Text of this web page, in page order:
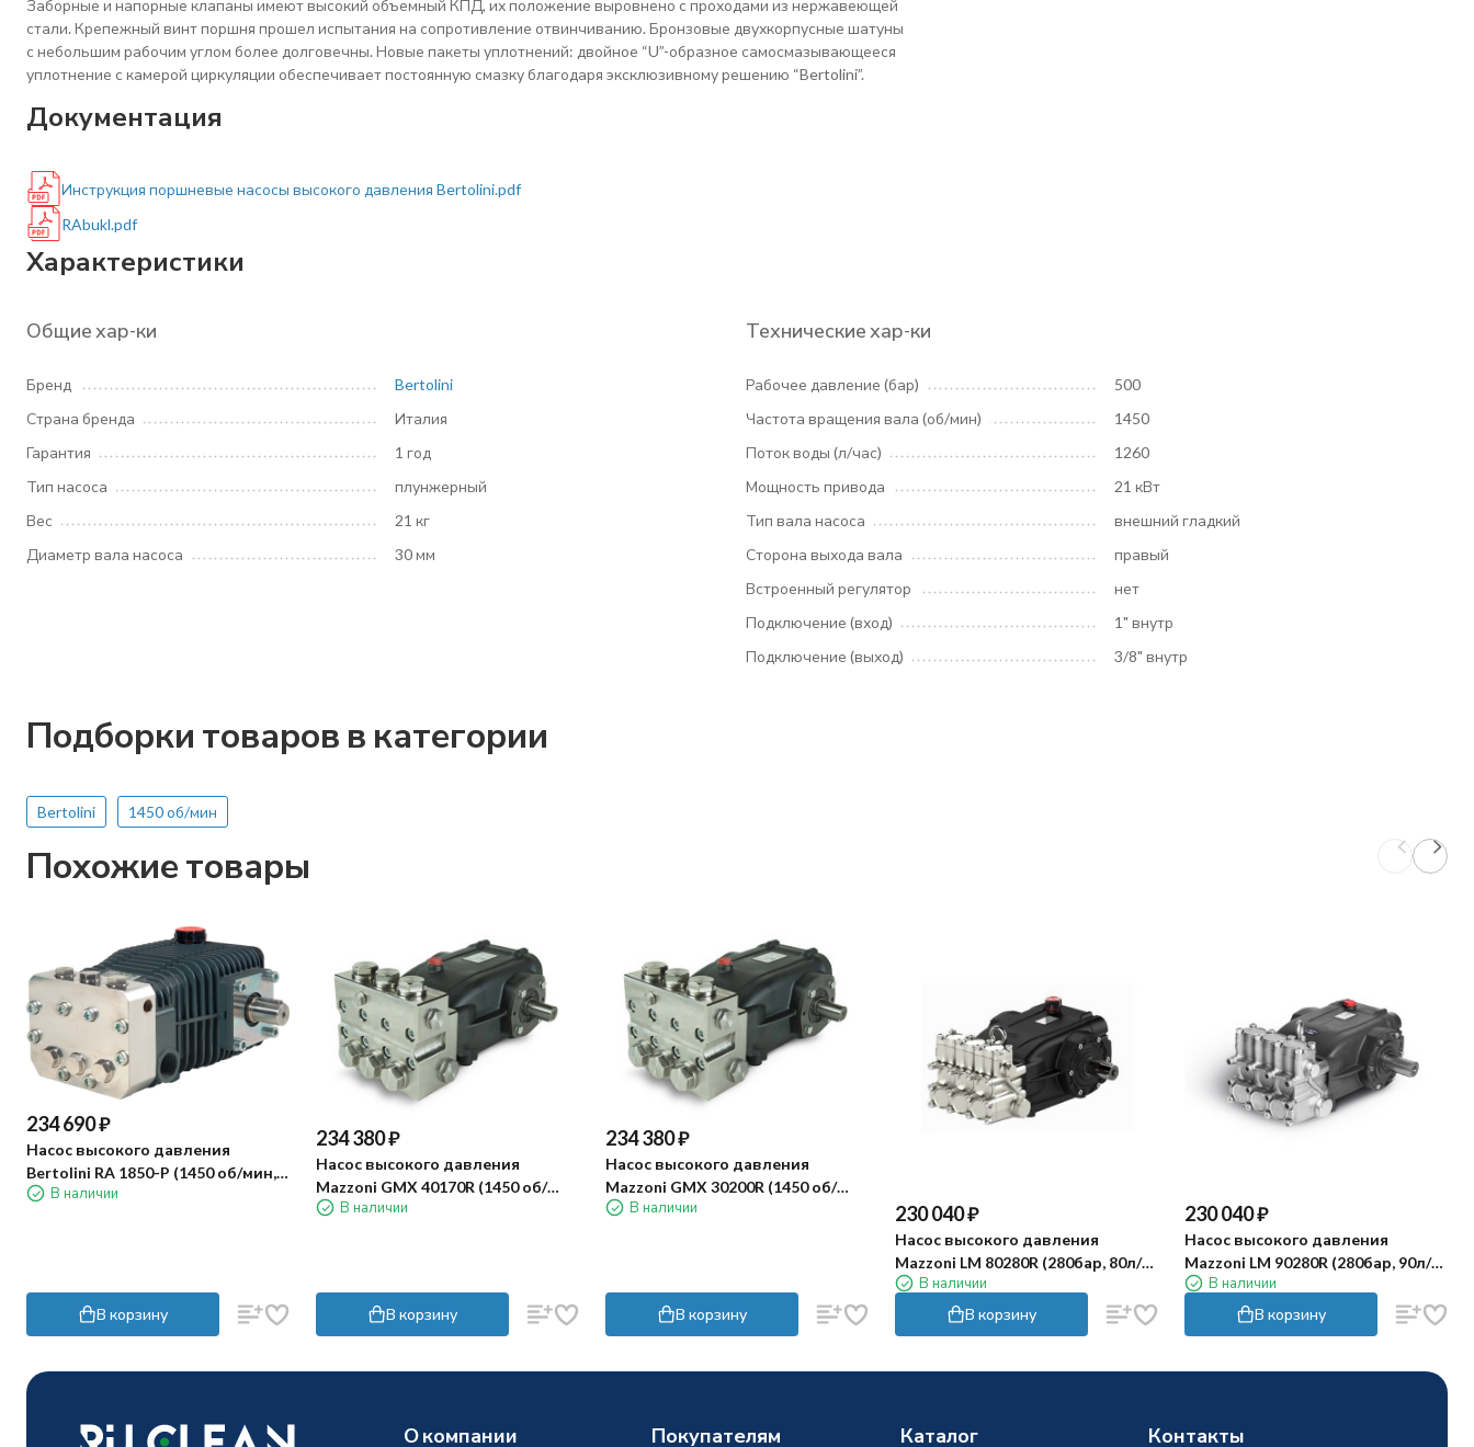
Заборные и напорные клапаны имеют высокий объемный КПД, их положение выровнено с проходами из нержавеющей
стали. Крепежный винт поршня прошел испытания на сопротивление отвинчиванию. Бронзовые двухкорпусные шатуны
с небольшим рабочим углом более долговечны. Новые пакеты уплотнений: двойное “U”-образное самосмазывающееся
уплотнение с камерой циркуляции обеспечивает постоянную смазку благодаря эксклюзивному решению “Bertolini”.
Документация
Инструкция поршневые насосы высокого давления Bertolini.pdf
RAbukl.pdf
Характеристики
Общие хар-ки
Бренд
Bertolini
Страна бренда
Италия
Гарантия
1 год
Тип насоса
плунжерный
Вес
21 кг
Диаметр вала насоса
30 мм
Технические хар-ки
Рабочее давление (бар)
500
Частота вращения вала (об/мин)
1450
Поток воды (л/час)
1260
Мощность привода
21 кВт
Тип вала насоса
внешний гладкий
Сторона выхода вала
правый
Встроенный регулятор
нет
Подключение (вход)
1" внутр
Подключение (выход)
3/8" внутр
Подборки товаров в категории
Bertolini 1450 об/мин
Похожие товары
234 690₽
Насос высокого давления
Bertolini RA 1850-P (1450 об/мин,
сталь 316)
В наличии
В корзину
234 380₽
Насос высокого давления
Mazzoni GMX 40170R (1450 об/
мин)В наличии
В корзину
234 380₽
Насос высокого давления
Mazzoni GMX 30200R (1450 об/
мин)В наличии
В корзину
230 040₽
Насос высокого давления
Mazzoni LM 80280R (280бар, 80л/
мин)В наличии
В корзину
230 040₽
Насос высокого давления
Mazzoni LM 90280R (280бар, 90л/
мин, 1450об/мин)
В наличии
В корзину
О компании Покупателям Каталог Контакты